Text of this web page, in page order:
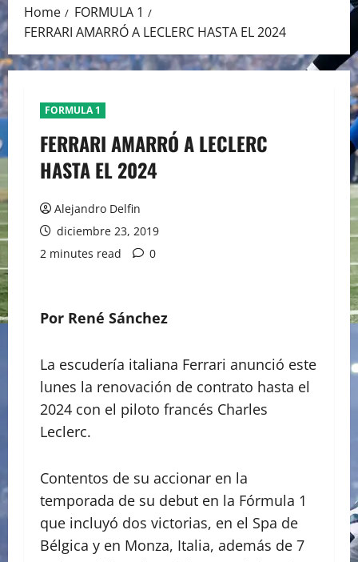
Home
FORMULA 1
FERRARI AMARRÓ A LECLERC HASTA EL 2024
FORMULA 1
FERRARI AMARRÓ A LECLERC
HASTA EL 2024
Alejandro Delfin
diciembre 23, 2019
2 minutes read
0
Por René Sánchez
La escudería italiana Ferrari anunció este
lunes la renovación de contrato hasta el
2024 con el piloto francés Charles
Leclerc.
Contentos de su accionar en la
temporada de su debut en la Fórmula 1
que incluyó dos victorias, en el Spa de
Bélgica y en Monza, Italia, además de 7